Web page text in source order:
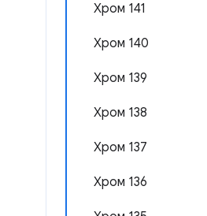
Хром 141
Хром 140
Хром 139
Хром 138
Хром 137
Хром 136